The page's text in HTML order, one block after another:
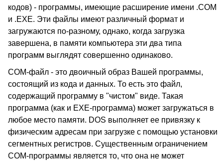
кодов) - программы, имеющие расширение имени .COM
и .EXE. Эти файлы имеют различный формат и
загружаются по-разному, однако, когда загрузка
завершена, в памяти компьютера эти два типа
программ выглядят совершенно одинаково.
COM-файл - это двоичный образ Вашей программы,
состоящий из кода и данных. То есть это файл,
содержащий программу в "чистом" виде. Такая
программа (как и EXE-программа) может загружаться в
любое место памяти. DOS выполняет ее привязку к
физическим адресам при загрузке с помощью установки
сегментных регистров. Существенным ограничением
COM-программы является то, что она не может